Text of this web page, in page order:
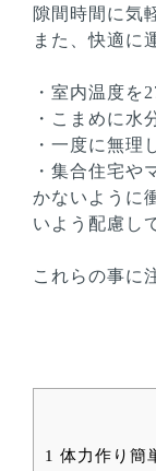
隙間時間に気
また、快適に
・室内温度を
・こまめに水
・一度に無理
・集合住宅や
かないように
いよう配慮し
これらの事に
1 体力作り簡